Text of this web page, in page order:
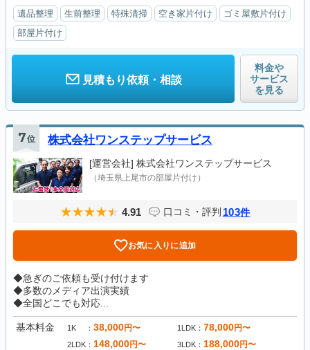
遺品整理 生前整理 特殊清掃 空き家片付け
ゴミ屋敷片付け
部屋片付け
見積もり依頼・相談
料金や
サービス
を見る
7位 株式会社ワンステップサービス
[運営会社] 株式会社ワンステップサービス
（埼玉県上尾市の部屋片付け）
4.91 口コミ・評判 103件
お気に入りに追加
◆急ぎのご依頼も受け付けます
◆多数のメディア出演実績
◆全国どこでも対応...
基本料金 1K 38,000円〜 1LDK 78,000円〜
2LDK 148,000円〜 3LDK 188,000円〜